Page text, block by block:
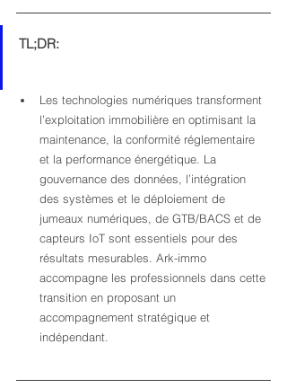
TL;DR:
Les technologies numériques transforment
l’exploitation immobilière en optimisant la
maintenance, la conformité réglementaire
et la performance énergétique. La
gouvernance des données, l’intégration
des systèmes et le déploiement de
jumeaux numériques, de GTB/BACS et de
capteurs IoT sont essentiels pour des
résultats mesurables. Ark-immo
accompagne les professionnels dans cette
transition en proposant un
accompagnement stratégique et
indépendant.